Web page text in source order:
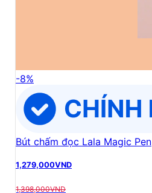
-8%
Bút chấm đọc Lala Magic Pen
1,279,000VND
1,398,000VND